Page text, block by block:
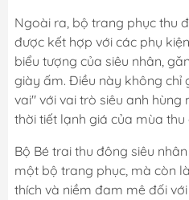
Ngoài ra, bộ trang phục thu
được kết hợp với các phụ
biểu tượng của siêu nhân,
giày ấm. Điều này không chỉ
vai" với vai trò siêu anh
thời tiết lạnh giá của mùa thu
Bộ Bé trai thu đông siêu
một bộ trang phục, mà còn
thích và niềm đam mê đối